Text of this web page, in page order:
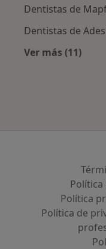
Dentistas de
Dentistas de
Ver más (11)
Política
Política de